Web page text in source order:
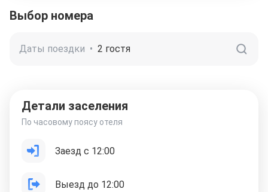
Выбор номера
Даты поездки • 2 гостя
Детали заселения
По часовому поясу отеля
Заезд с 12:00
Выезд до 12:00